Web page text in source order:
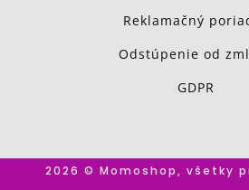
Reklamačný
Odstúpenie od
GDPR
2026 © Momoshop, všetky